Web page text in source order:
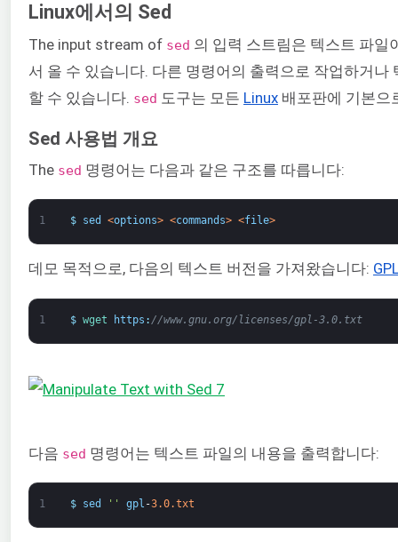
Linux에서의 Sed
The input stream of sed 의 입력 스트림은 텍스트 파일
서 올 수 있습니다. 다른 명령어의 출력으로 작업하거나
할 수 있습니다. sed 도구는 모든 Linux 배포판에 기본으
Sed 사용법 개요
The sed 명령어는 다음과 같은 구조를 따릅니다:
1 $ sed <options> <commands> <file>
데모 목적으로, 다음의 텍스트 버전을 가져왔습니다:
1 $ wget https : //www.gnu.org/licenses/gpl-3.0.txt
다음 sed 명령어는 텍스트 파일의 내용을 출력합니다:
1 $ sed '' gpl -3.0.txt